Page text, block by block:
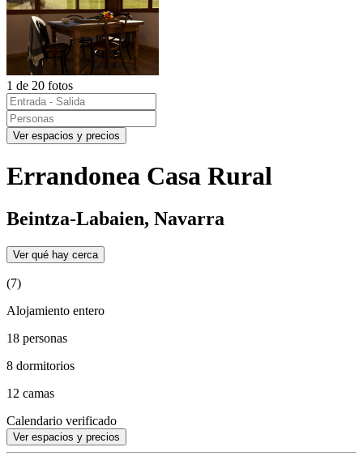
1 de 20 fotos
Ver espacios y precios
Errandonea Casa Rural
Beintza-Labaien, Navarra
Ver qué hay cerca
(7)
Alojamiento entero
18 personas
8 dormitorios
12 camas
Calendario verificado
Ver espacios y precios